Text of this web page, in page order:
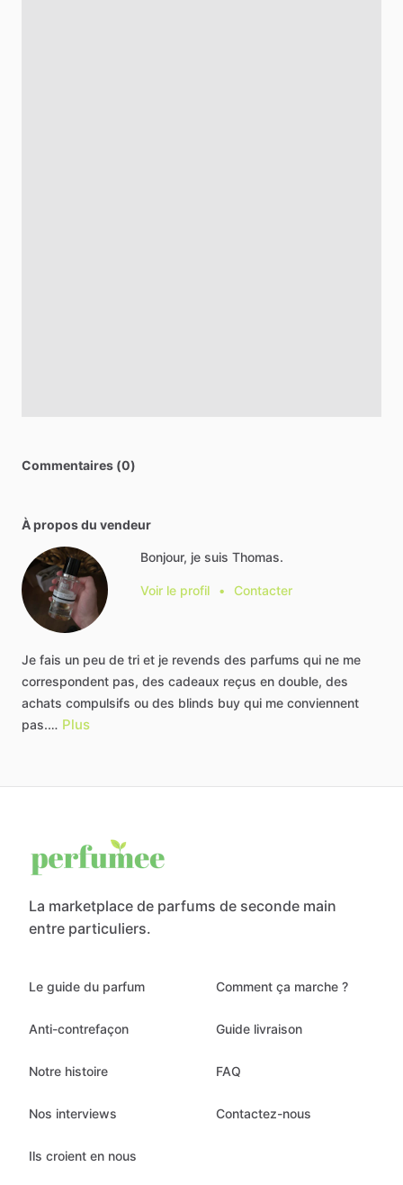
Commentaires (0)
À propos du vendeur
Bonjour, je suis Thomas.
Voir le profil • Contacter
Je fais un peu de tri et je revends des parfums qui ne me
correspondent pas, des cadeaux reçus en double, des
achats compulsifs ou des blinds buy qui me conviennent
pas.… Plus
La marketplace de parfums de seconde main
entre particuliers.
Le guide du parfum
Anti-contrefaçon
Notre histoire
Nos interviews
Ils croient en nous
Comment ça marche ?
Guide livraison
FAQ
Contactez-nous